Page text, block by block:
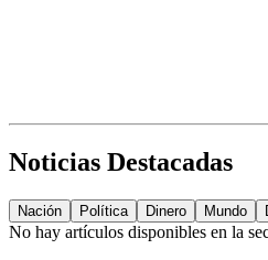
Noticias Destacadas
Nación Política Dinero Mundo
No hay artículos disponibles en la